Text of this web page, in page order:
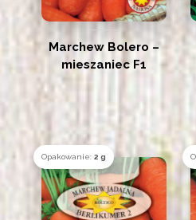
Marchew Bolero –
mieszaniec F1
Opakowanie:2 g